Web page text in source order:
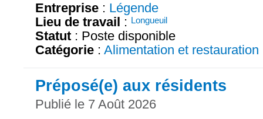
Entreprise : Légende
Lieu de travail : Longueuil
Statut : Poste disponible
Catégorie : Alimentation et restauration
Préposé(e) aux résidents
Publié le 7 Août 2026